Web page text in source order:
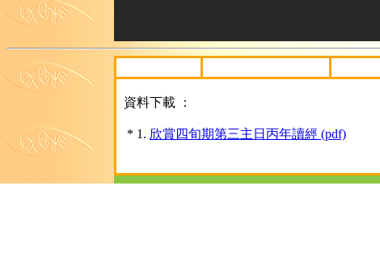
資料下載 ：
* 1. 欣賞四旬期第三主日丙年讀經 (pdf)